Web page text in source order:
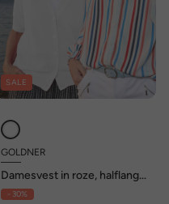
SALE
GOLDNER
Damesvest in roze, halflange
mouwen
- 30%